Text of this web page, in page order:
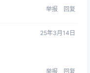
举报 回复
25年3月14日
举报 回复